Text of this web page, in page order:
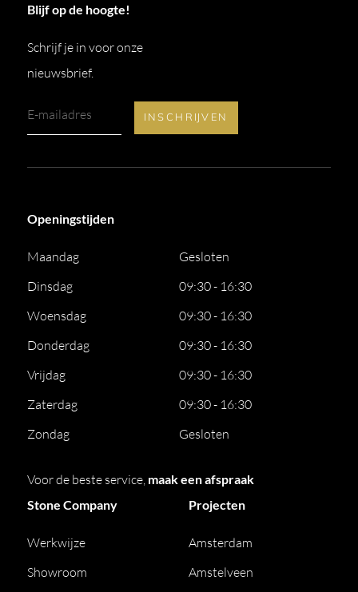
Blijf op de hoogte!
Schrijf je in voor onze
nieuwsbrief.
Openingstijden
Maandag
Gesloten
Dinsdag
09:30 - 16:30
Woensdag
09:30 - 16:30
Donderdag
09:30 - 16:30
Vrijdag
09:30 - 16:30
Zaterdag
09:30 - 16:30
Zondag
Gesloten
Voor de beste service, maak een afspraak
Stone Company
Werkwijze
Showroom
Projecten
Amsterdam
Amstelveen